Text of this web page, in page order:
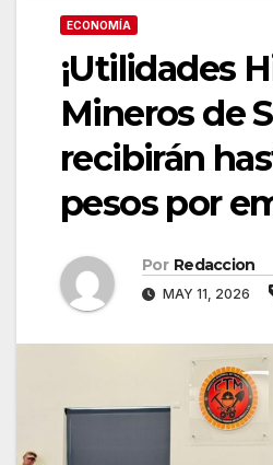
ECONOMÍA
¡Utilidades
Mineros de
recibirán
pesos por
Por Redaccion
MAY 11, 2026